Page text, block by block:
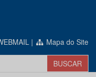
| Mapa do Site